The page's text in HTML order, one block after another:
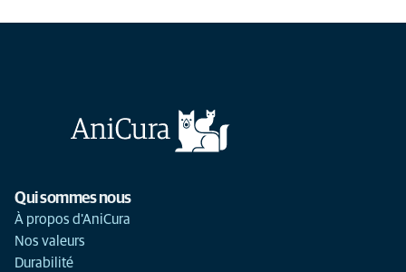
Qui sommes nous
À propos d'AniCura
Nos valeurs
Durabilité